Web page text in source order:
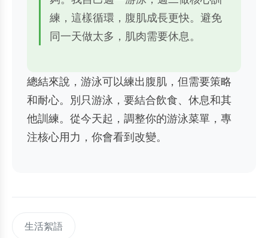
練，這樣循環，腹肌成長更快。避免
同一天做太多，肌肉需要休息。
總結來說，游泳可以練出腹肌，但需要策略
和耐心。別只游泳，要結合飲食、休息和其
他訓練。從今天起，調整你的游泳菜單，專
注核心用力，你會看到改變。
生活絮語